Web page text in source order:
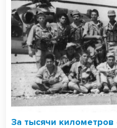
За тысячи